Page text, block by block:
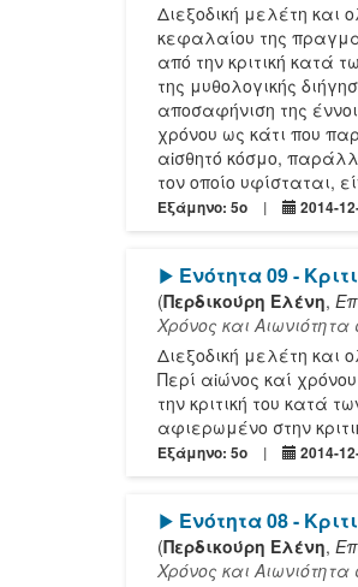
Διεξοδική μελέτη και
κεφαλαίου της
από την κριτική κατά
της μυθολογικής
αποσαφήνιση της
χρόνου ως κάτι που
αἰσθητό κόσμο,
τον οποίο υφίσταται,
Εξάμηνο: 5o 2014-
[Play]
Ενότητα 09 -
(Περδικούρη Ελένη,
Χρόνος και
Διεξοδική μελέτη και
Περί αἰώνος καί
την κριτική του κατά
αφιερωμένο στην
Εξάμηνο: 5o 2014-
[Play]
Ενότητα 08 -
(Περδικούρη Ελένη,
Χρόνος και